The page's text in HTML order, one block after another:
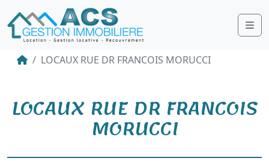
LOCAUX RUE DR FRANCOIS MORUCCI
LOCAUX RUE DR FRANCOIS
MORUCCI